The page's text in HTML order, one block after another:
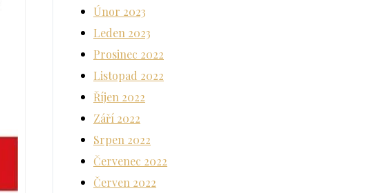
Únor 2023
Leden 2023
Prosinec 2022
Listopad 2022
Říjen 2022
Září 2022
Srpen 2022
Červenec 2022
Červen 2022